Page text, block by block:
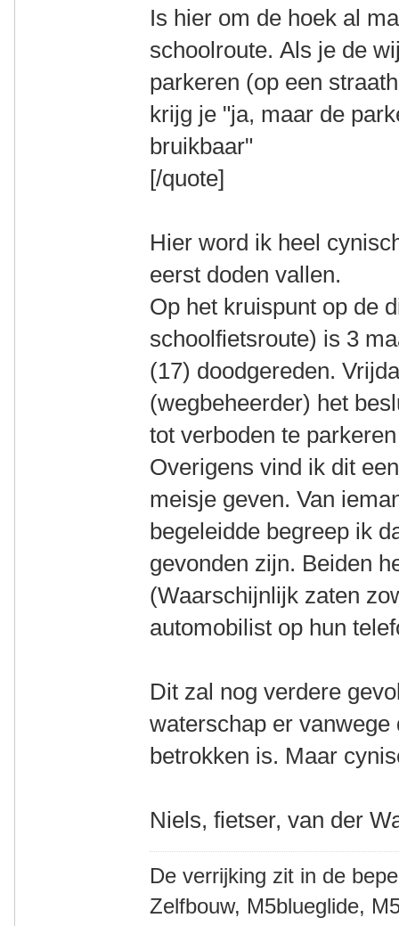
Is hier om de hoek al
schoolroute. Als je de
parkeren (op een
krijg je "ja, maar de
bruikbaar"
[/quote]
Hier word ik heel
eerst doden vallen.
Op het kruispunt op de
schoolfietsroute) is 3
(17) doodgereden.
(wegbeheerder) het
tot verboden te
Overigens vind ik dit
meisje geven. Van
begeleidde begreep ik
gevonden zijn. Beiden
(Waarschijnlijk zaten
automobilist op hun
Dit zal nog verdere
waterschap er
betrokken is. Maar
Niels, fietser, van der
De verrijking zit in de
Zelfbouw, M5blueglide,